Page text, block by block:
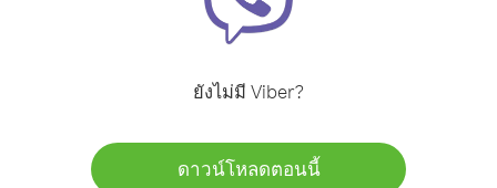
ยังไม่มี Viber?
ดาวน์โหลดตอนนี้